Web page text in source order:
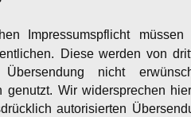
Impressumspflicht
müssen
Diese werden von
Übersendung nicht
genutzt. Wir widersprechen
autorisierten